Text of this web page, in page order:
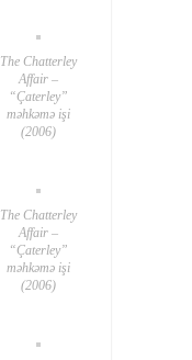
The Chatterley
Affair –
“Çaterley”
məhkəmə işi
(2006)
The Chatterley
Affair –
“Çaterley”
məhkəmə işi
(2006)